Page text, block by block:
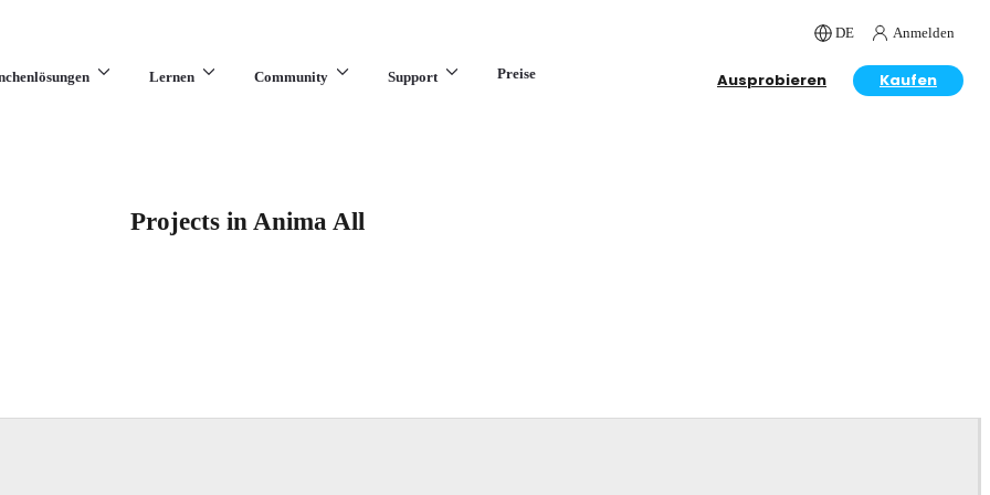
DE Anmelden
Lernen Community Support Preise Ausprobieren Kaufen
Projects in Anima All